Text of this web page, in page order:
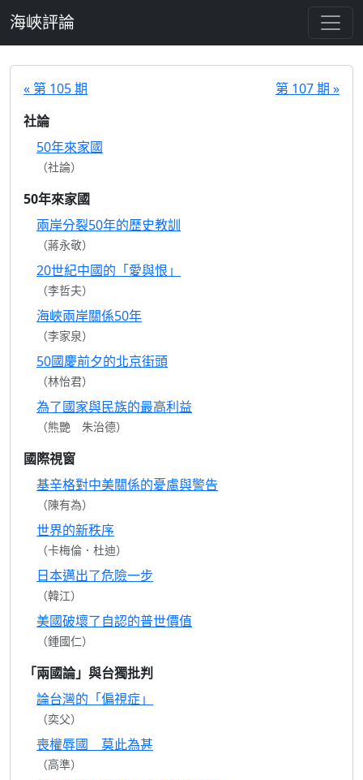
海峽評論
« 第 105 期
第 107 期 »
社論
50年來家國
（社論）
50年來家國
兩岸分裂50年的歷史教訓
（蔣永敬）
20世紀中國的「愛與恨」
（李哲夫）
海峽兩岸關係50年
（李家泉）
50國慶前夕的北京街頭
（林怡君）
為了國家與民族的最高利益
（熊艷 朱治德）
國際視窗
基辛格對中美關係的憂慮與警告
（陳有為）
世界的新秩序
（卡梅倫．杜迪）
日本邁出了危險一步
（韓江）
美國破壞了自認的普世價值
（鍾國仁）
「兩國論」與台獨批判
論台灣的「偏視症」
（奕父）
喪權辱國 莫此為甚
（高準）